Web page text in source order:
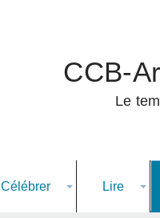
CCB-
Le
Célébrer Lire